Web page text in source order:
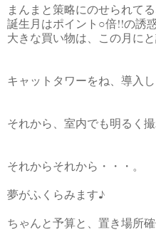
まんまと策略にのせられて
誕生月はポイント○倍!!の誘惑
大きな買い物は、この月に
キャットタワーをね、導入
それから、室内でも明るく
それからそれから・・・。
夢がふくらみます♪
ちゃんと予算と、置き場所